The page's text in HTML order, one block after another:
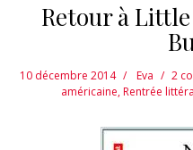
Retour à
10 décembre 2014 Eva 2
américaine,Rentrée